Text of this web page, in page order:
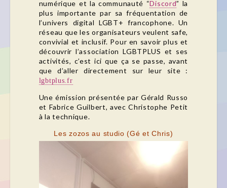
numérique et la communauté “Discord” la
plus importante par sa fréquentation de
l’univers digital LGBT+ francophone. Un
réseau que les organisateurs veulent safe,
convivial et inclusif. Pour en savoir plus et
découvrir l’association LGBTPLUS et ses
activités, c’est ici que ça se passe, avant
que d’aller directement sur leur site :
lgbtplus.fr
Une émission présentée par Gérald Russo
et Fabrice Guilbert, avec Christophe Petit
à la technique.
Les zozos au studio (Gé et Chris)